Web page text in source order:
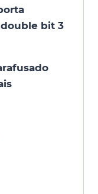
bit 3